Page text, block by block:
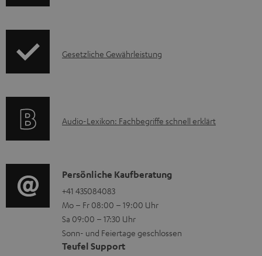
n
l
e
n
A
r
i
e
n
z
u
m
I
r
t
i
o
n
e
Gesetzliche Gewährleistung
A
i
o
-
L
e
Audio-Lexikon: Fachbegriffe schnell erklärt
K
o
n
t
a
Persönliche Kaufberatung
+41 435084083
Mo – Fr 08:00 – 19:00 Uhr
Sa 09:00 – 17:30 Uhr
Sonn- und Feiertage geschlossen
Teufel Support